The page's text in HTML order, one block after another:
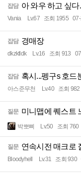
잡담 아 와우 하고 싶
Vania Lv.67 조회 1955
잡담 경매장
dkzktldk Lv.16 조회 913
잡담 혹시...펭구s 호드
아스준무천 Lv.40 조회 982
질문 미니맵에 퀘스트
박뽀삐 Lv.50 조회 760
질문 연속시전 매크로
Bloodyhell Lv.31 조회 930